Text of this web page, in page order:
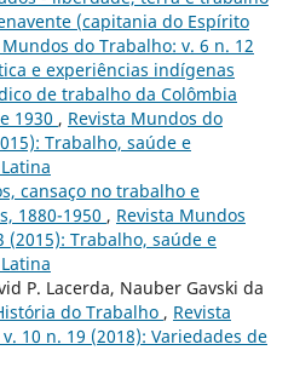
(capitania do Espírito
Mundos do Trabalho: v. 6 n. 12
e experiências indígenas
de trabalho da Colômbia
1930 , Revista Mundos do
Trabalho, saúde e
cansaço no trabalho e
1880-1950 , Revista Mundos
(2015): Trabalho, saúde e
P. Lacerda, Nauber Gavski da
do Trabalho , Revista
10 n. 19 (2018): Variedades de